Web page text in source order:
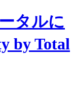
タルに
by Total